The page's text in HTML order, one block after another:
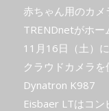
赤ちゃん用のカメ
TRENDnetがホー
11月16日（土）
クラウドカメラ
Dynatron K987
Eisbaer LTはコン